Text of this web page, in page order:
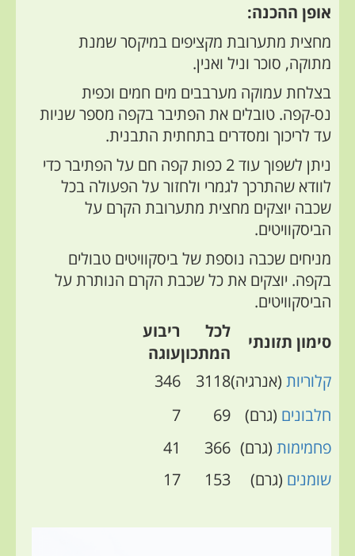
אופן ההכנה:
מחצית מתערובת מקציפים במיקסר שמנת
מתוקה, סוכר וניל ואנין.
בצלחת עמוקה מערבבים מים חמים וכפית
נס-קפה. טובלים את הפתיבר בקפה מספר שניות
עד לריכוך ומסדרים בתחתית התבנית.
ניתן לשפוך עוד 2 כפות קפה חם על הפתיבר כדי
לוודא שהתרכך לגמרי ולחזורעל הפעולה בכל
שכבה יוצקים מחצית מתערובת הקרם על
הביסקוויטים.
מניחים שכבה נוספת של ביסקוויטים טבולים
בקפה. יוצקים את כל שכבת הקרם הנותרת על
הביסקוויטים.
סימון תזונתי
לכל
המתכון
ריבוע
עוגה
קלוריות (אנרגיה)3118
346
חלבונים (גרם) 69
7
פחמימות (גרם) 366
41
שומנים (גרם) 153
17